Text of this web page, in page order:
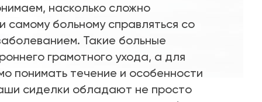
насколько сложно
самому больному справляться со
Такие больные
грамотного ухода, а для
понимать течение и особенности
сиделки обладают не просто